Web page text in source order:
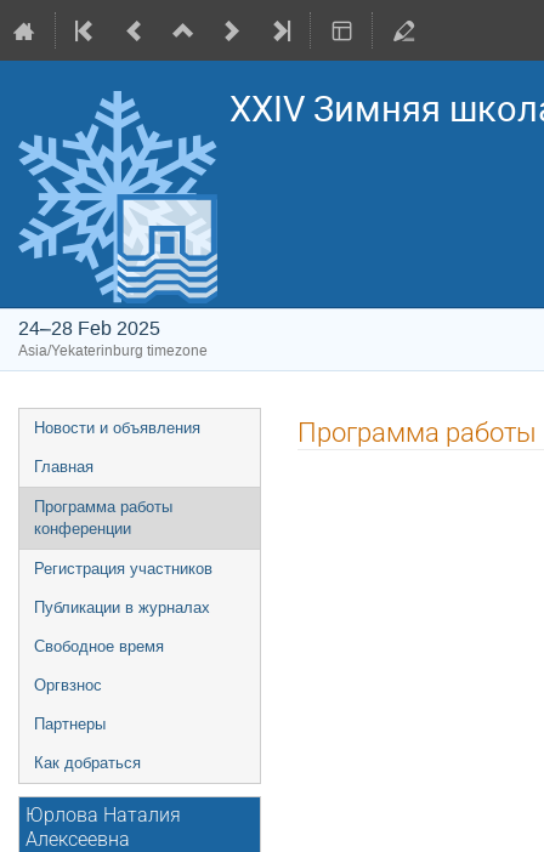
XXIV Зимняя
24–28 Feb 2025
Asia/Yekaterinburg timezone
Event
menu
Новости и объявления
Главная
Программа работы
конференции
Регистрация участников
Публикации в журналах
Свободное время
Оргвзнос
Партнеры
Как добраться
Юрлова Наталия
Алексеевна
Программа работы